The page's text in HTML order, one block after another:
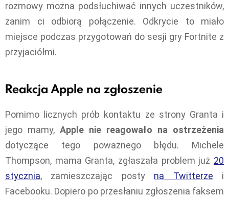
rozmowy można podsłuchiwać innych uczestników,
zanim ci odbiorą połączenie. Odkrycie to miało
miejsce podczas przygotowań do sesji gry Fortnite z
przyjaciółmi.
Reakcja Apple na zgłoszenie
Pomimo licznych prób kontaktu ze strony Granta i
jego mamy, Apple nie reagowało na ostrzeżenia
dotyczące tego poważnego błędu. Michele
Thompson, mama Granta, zgłaszała problem już 20
stycznia, zamieszczając posty na Twitterze i
Facebooku. Dopiero po przesłaniu zgłoszenia faksem